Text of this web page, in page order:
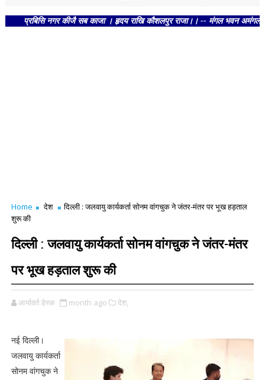
प्रबिसि नगर कीजै सब काजा । हृदय राखि कौशलपुर राजा।। -- मंगल भवन अमंगल हारी।
Home देश
दिल्ली : जलवायु कार्यकर्ता सोनम वांगचुक ने जंतर-मंतर पर भूख हड़ताल
शुरू की
दिल्ली : जलवायु कार्यकर्ता सोनम वांगचुक ने जंतर-मंतर
पर भूख हड़ताल शुरू की
आर्यावर्त डेस्क month ago देश,
नई दिल्ली।
जलवायु कार्यकर्ता
सोनम वांगचुक ने